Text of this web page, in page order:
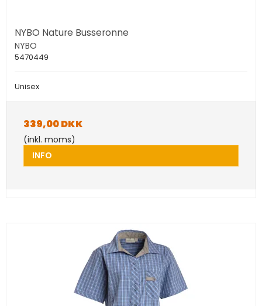
NYBO Nature Busseronne
NYBO
5470449
Unisex
339,00 DKK
(inkl. moms)
INFO